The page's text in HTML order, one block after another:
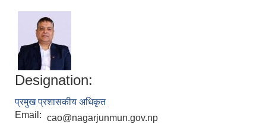
Designation:
प्रमुख प्रशासकीय अधिकृत
Email: cao@nagarjunmun.gov.np